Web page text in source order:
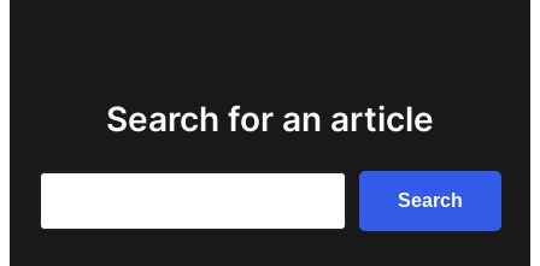
Search for an article
Search